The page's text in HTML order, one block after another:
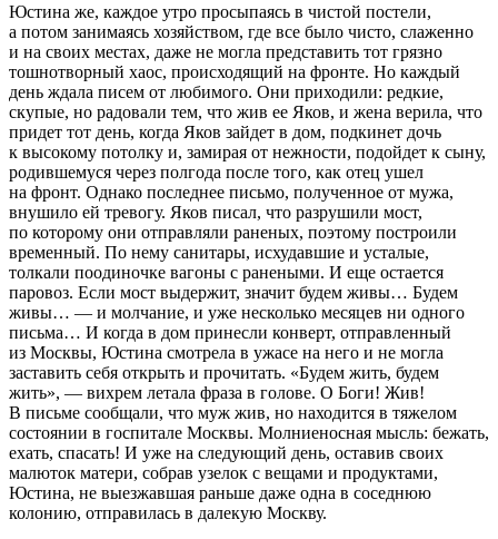
Юстина же, каждое утро просыпаясь в чистой постели,
а потом занимаясь хозяйством, где все было чисто, слаженно
и на своих местах, даже не могла представить тот грязно
тошнотворный хаос, происходящий на фронте. Но каждый
день ждала писем от любимого. Они приходили: редкие,
скупые, но радовали тем, что жив ее Яков, и жена верила, что
придет тот день, когда Яков зайдет в дом, подкинет дочь
к высокому потолку и, замирая от нежности, подойдет к сыну,
родившемуся через полгода после того, как отец ушел
на фронт. Однако последнее письмо, полученное от мужа,
внушило ей тревогу. Яков писал, что разрушили мост,
по которому они отправляли раненых, поэтому построили
временный. По нему санитары, исхудавшие и усталые,
толкали поодиночке вагоны с ранеными. И еще остается
паровоз. Если мост выдержит, значит будем живы… Будем
живы… — и молчание, и уже несколько месяцев ни одного
письма… И когда в дом принесли конверт, отправленный
из Москвы, Юстина смотрела в ужасе на него и не могла
заставить себя открыть и прочитать. «Будем жить, будем
жить», — вихрем летала фраза в голове. О Боги! Жив!
В письме сообщали, что муж жив, но находится в тяжелом
состоянии в госпитале Москвы. Молниеносная мысль: бежать,
ехать, спасать! И уже на следующий день, оставив своих
малюток матери, собрав узелок с вещами и продуктами,
Юстина, не выезжавшая раньше даже одна в соседнюю
колонию, отправилась в далекую Москву.